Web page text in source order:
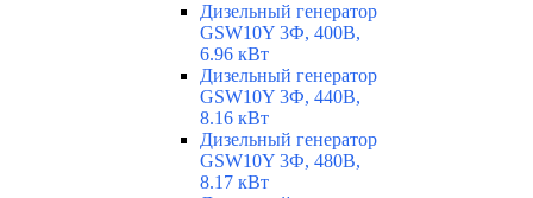
Дизельный генератор
GSW10Y 3Ф, 400В,
6.96 кВт
Дизельный генератор
GSW10Y 3Ф, 440В,
8.16 кВт
Дизельный генератор
GSW10Y 3Ф, 480В,
8.17 кВт